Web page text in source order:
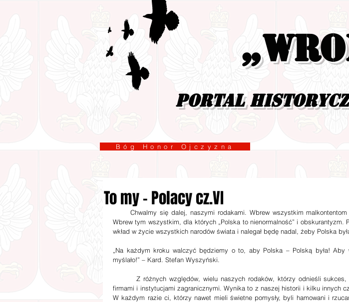
portal
Bóg Honor Ojczyzna
To my - Polacy cz.VI
      Chwalmy się dalej, naszymi rodakami. Wbrew wszystkim malkontentom i przeciwnikom polskości.
Wbrew tym wszystkim, dla których „Polska to nienormalność” i obskurantyzm.
wkład w życie wszystkich narodów świata i nalegał będę nadal, żeby Polska
„Na każdym kroku walczyć będziemy o to, aby Polska – Polską była!
myślało!” – Kard. Stefan Wyszyński.
        Z różnych względów, wielu naszych rodaków, którzy odnieśli sukces, związanych było (i jest) z
firmami i instytucjami zagranicznymi. Wynika to z naszej historii i kilku innych
W każdym razie ci, którzy nawet mieli świetne pomysły, byli hamowani i